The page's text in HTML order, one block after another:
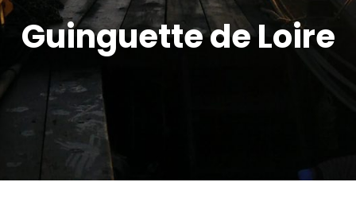
Guinguette de Loire